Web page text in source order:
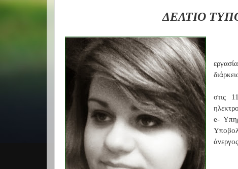
ΔΕΛΤΙΟ
στις
e-